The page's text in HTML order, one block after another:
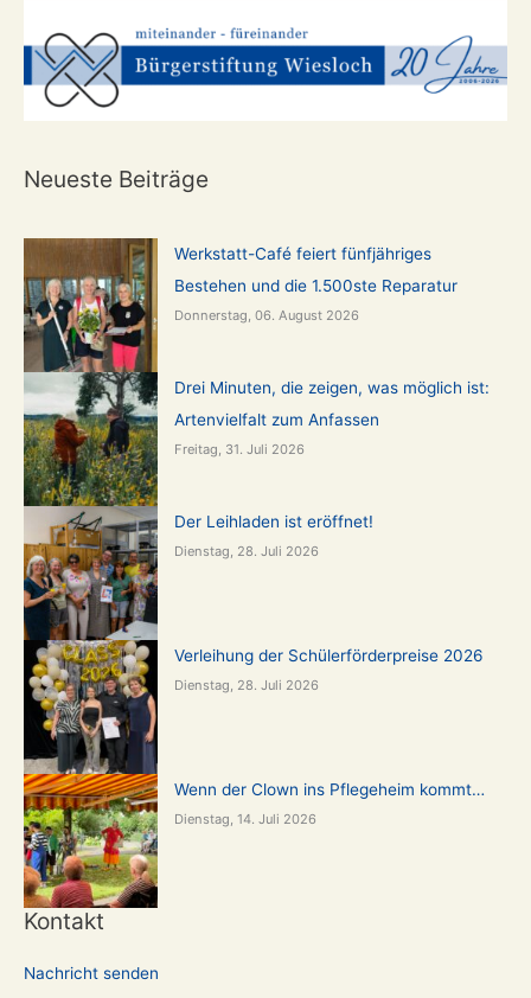
Neueste Beiträge
Werkstatt-Café feiert fünfjähriges
Bestehen und die 1.500ste Reparatur
Donnerstag, 06. August 2026
Drei Minuten, die zeigen, was möglich ist:
Artenvielfalt zum Anfassen
Freitag, 31. Juli 2026
Der Leihladen ist eröffnet!
Dienstag, 28. Juli 2026
Verleihung der Schülerförderpreise 2026
Dienstag, 28. Juli 2026
Wenn der Clown ins Pflegeheim kommt…
Dienstag, 14. Juli 2026
Kontakt
Nachricht senden